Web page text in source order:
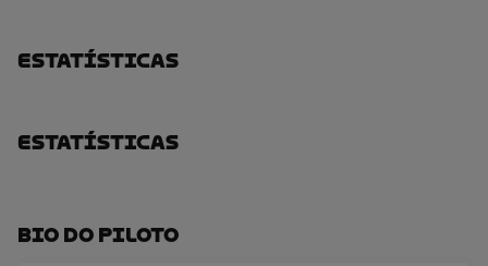
Estatísticas
Estatísticas
Bio Do Piloto